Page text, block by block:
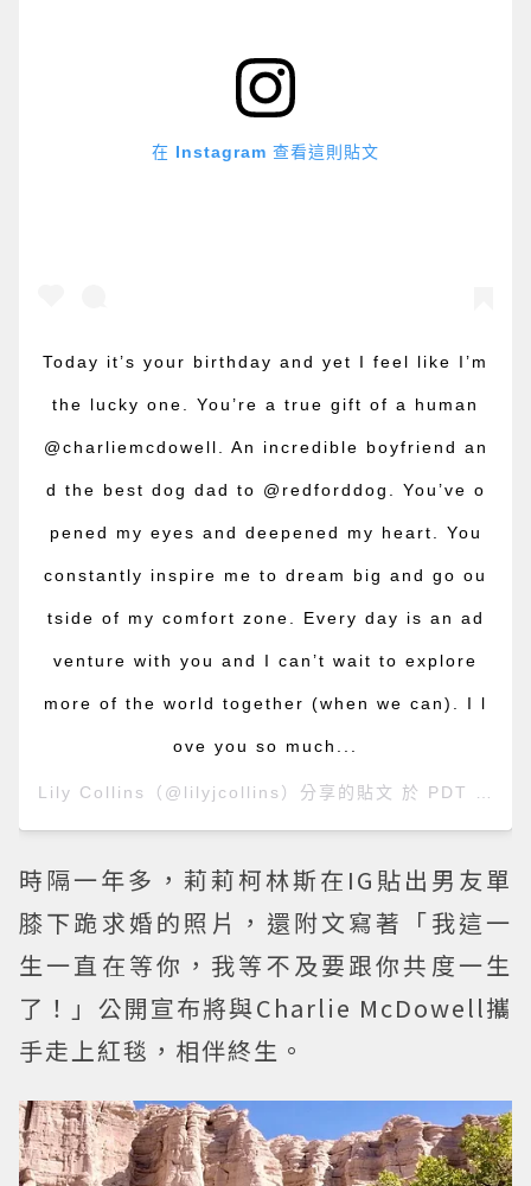
在 Instagram 查看這則貼文
Today it’s your birthday and yet I feel like I’m
the lucky one. You’re a true gift of a human
@charliemcdowell. An incredible boyfriend an
d the best dog dad to @redforddog. You’ve o
pened my eyes and deepened my heart. You
constantly inspire me to dream big and go ou
tside of my comfort zone. Every day is an ad
venture with you and I can’t wait to explore
more of the world together (when we can). I l
ove you so much...
Lily Collins （@lilyjcollins）分享的貼文 於 PDT 2020 年 7月 月 10 日 上午 9:19
時隔一年多，莉莉柯林斯在IG貼出男友單
膝下跪求婚的照片，還附文寫著「我這一
生一直在等你，我等不及要跟你共度一生
了！」公開宣布將與Charlie McDowell攜
手走上紅毯，相伴終生。